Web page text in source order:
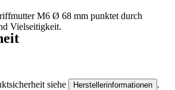
M6 Ø 68 mm punktet durch
Vielseitigkeit.
siehe Herstellerinformationen .